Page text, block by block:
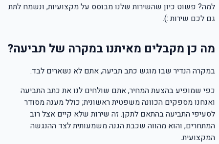
למה? פשוט כיון שהשירות שלנו מבוסס על מקצועיות, ונשמח לתת
גם לכם שירות :).
מה כן מקבלים מאיתנו במקרה של תביעה?
במקרה הנדיר שבו מוגש כתב תביעה, אתם לא נשארים לבד.
כפי שמופיע בהצעת המחיר, אתם שולחים לנו את כתב התביעה
ואנחנו מספקים הכוונה משפטית ראשונית; כולל מענה מסודר
לסעיפי התביעה בהתאם לתקן. זה שירות שלא קיים אצל רוב
המתחרים, והוא מהווה שכבת הגנה משמעותית לצד ההנגשה
המקצועית.